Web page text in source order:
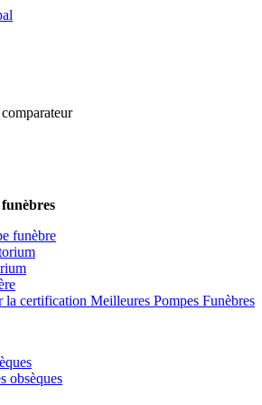
funèbre
la certification Meilleures Pompes Funèbres
obsèques